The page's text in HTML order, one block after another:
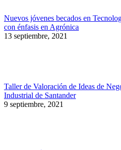
Nuevos jóvenes becados en
con énfasis en Agrónica
13 septiembre, 2021
Taller de Valoración de Ideas de
Industrial de Santander
9 septiembre, 2021